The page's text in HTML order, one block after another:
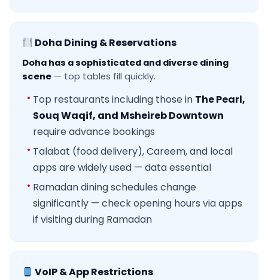
Doha Dining & Reservations
Doha has a sophisticated and diverse dining
scene — top tables fill quickly.
Top restaurants including those in The Pearl,
Souq Waqif, and Msheireb Downtown
require advance bookings
Talabat (food delivery), Careem, and local
apps are widely used — data essential
Ramadan dining schedules change
significantly — check opening hours via apps
if visiting during Ramadan
VoIP & App Restrictions